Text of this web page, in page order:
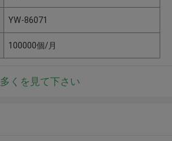
YW-86071
100000個/月
多くを見て下さい